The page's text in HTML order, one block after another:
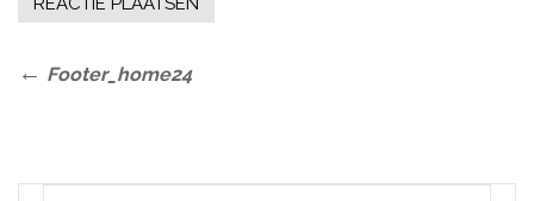
Bericht
Previous
Footer_home24